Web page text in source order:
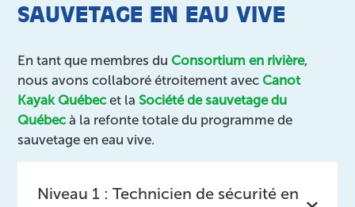
SAUVETAGE EN EAU VIVE
En tant que membres duConsortium en rivière,
nous avons collaboré étroitement avecCanot
Kayak Québec et laSociété de sauvetage du
Québecà la refonte totale du programme de
sauvetage en eau vive.
Niveau 1 : Technicien de sécurité en